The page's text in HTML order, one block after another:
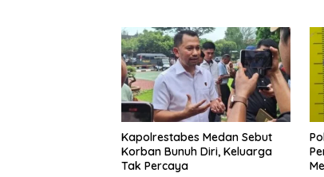
Kapolrestabes Medan Sebut
Korban Bunuh Diri, Keluarga
Tak Percaya